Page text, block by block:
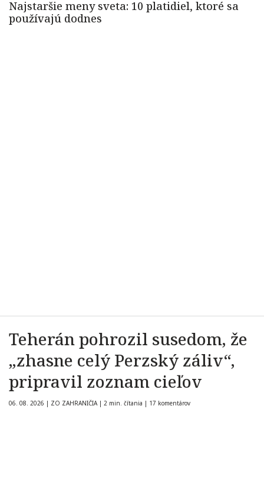
Teherán pohrozil susedom, že
„zhasne celý Perzský záliv“,
pripravil zoznam cieľov
06. 08. 2026 | ZO ZAHRANIČIA | 2 min. čítania | 17 komentárov